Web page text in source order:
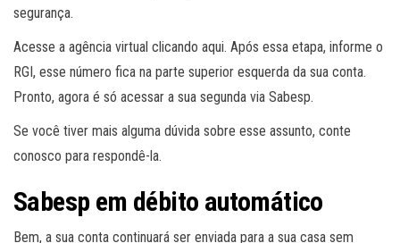
segurança.
Acesse a agência virtual clicando aqui. Após essa etapa, informe o
RGI, esse número fica na parte superior esquerda da sua conta.
Pronto, agora é só acessar a sua segunda via Sabesp.
Se você tiver mais alguma dúvida sobre esse assunto, conte
conosco para respondê-la.
Sabesp em débito automático
Bem, a sua conta continuará ser enviada para a sua casa sem